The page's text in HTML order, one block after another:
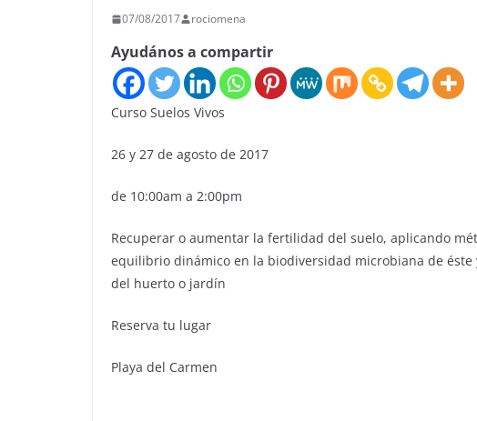
07/08/2017 rociomena
Ayudános a compartir
Curso Suelos Vivos
26 y 27 de agosto de 2017
de 10:00am a 2:00pm
Recuperar o aumentar la fertilidad del suelo, aplicando
equilibrio dinámico en la biodiversidad microbiana de
del huerto o jardín
Reserva tu lugar
Playa del Carmen